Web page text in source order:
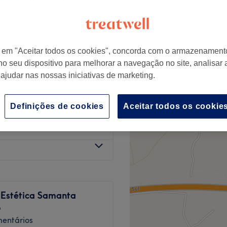
€ 15
€ 20
Samanta
"Aceitar todos os cookies", concorda com o
seu dispositivo para melhorar a navegação no site, analisar
nas nossas iniciativas de marketing.
Aceitar todos os
Definições de cookies